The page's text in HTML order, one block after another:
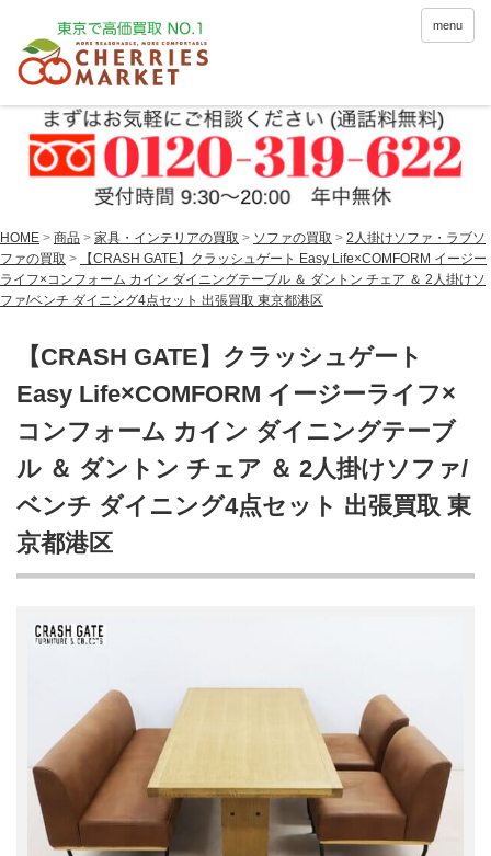
menu
HOME > 商品 > 家具・インテリアの買取 > ソファの買取 > 2人掛けソファ・ラブソ
ファの買取 >
【CRASH GATE】クラッシュゲート Easy Life×COMFORM イージー
ライフ×コンフォーム カイン ダイニングテーブル ＆ ダントン チェア ＆ 2人掛けソ
ファ/ベンチ ダイニング4点セット 出張買取 東京都港区
【CRASH GATE】クラッシュゲート
Easy Life×COMFORM イージーライフ×
コンフォーム カイン ダイニングテーブ
ル ＆ ダントン チェア ＆ 2人掛けソファ/
ベンチ ダイニング4点セット 出張買取 東
京都港区